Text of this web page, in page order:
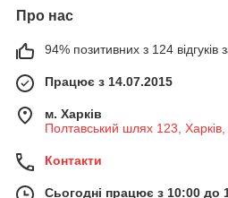
Про нас
94% позитивних з 124 відгуків
Працює з 14.07.2015
м. Харків
Полтавський шлях 123, Харків,
Контакти
Сьогодні працює з 10:00 до